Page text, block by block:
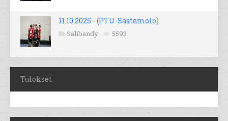
11.10.2025 - (PTU-Sastamolo)
Salibandy 5593
Tulokset